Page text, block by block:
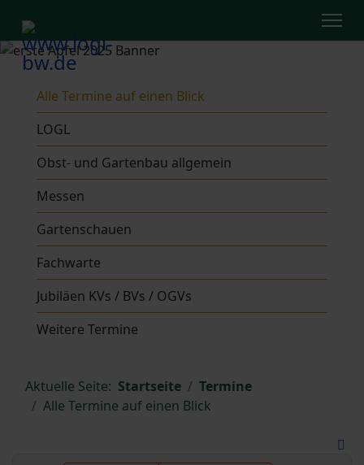
Alle Termine auf einen Blick
LOGL
Obst- und Gartenbau allgemein
Messen
Gartenschauen
Fachwarte
Jubiläen KVs / BVs / OGVs
Weitere Termine
Aktuelle Seite: Startseite
Termine
Alle Termine auf einen Blick